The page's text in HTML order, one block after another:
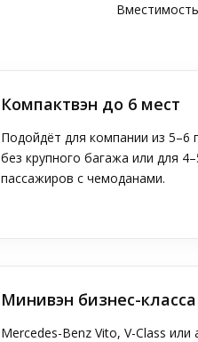
Компактвэн до 6 мест
Подойдёт для компании из 5–6
без крупного багажа или для
пассажиров с чемоданами.
Минивэн бизнес-класса
Mercedes-Benz Vito, V-Class